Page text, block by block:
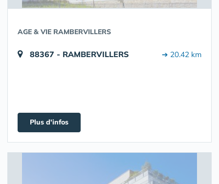
AGE & VIE RAMBERVILLERS
88367 - RAMBERVILLERS ➔ 20.42 km
Plus d'infos